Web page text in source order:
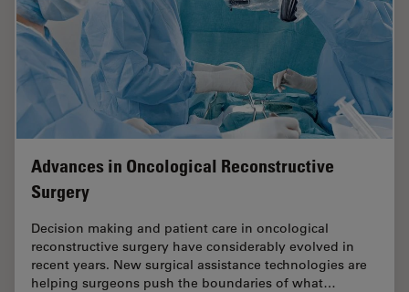
Advances in Oncological Reconstructive
Surgery
Decision making and patient care in oncological
reconstructive surgery have considerably evolved in
recent years. New surgical assistance technologies are
helping surgeons push the boundaries of what…